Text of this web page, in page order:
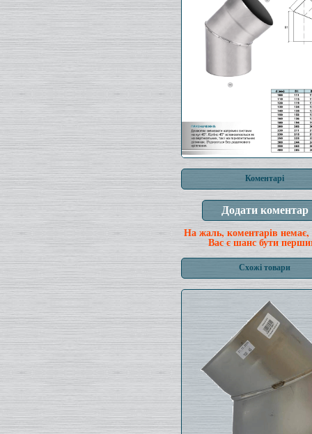
Коментарі
На жаль, коментарів немає,
Вас є шанс бути
Схожі товари